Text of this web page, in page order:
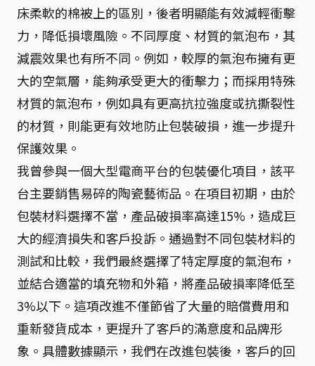
床柔軟的棉被上的區別，後者明顯能有效減輕衝擊
力，降低損壞風險。不同厚度、材質的氣泡布，其
減震效果也有所不同。例如，較厚的氣泡布擁有更
大的空氣層，能夠承受更大的衝擊力；而採用特殊
材質的氣泡布，例如具有更高抗拉強度或抗撕裂性
的材質，則能更有效地防止包裝破損，進一步提升
保護效果。
我曾參與一個大型電商平台的包裝優化項目，該平
台主要銷售易碎的陶瓷藝術品。在項目初期，由於
包裝材料選擇不當，產品破損率高達15%，造成巨
大的經濟損失和客戶投訴。通過對不同包裝材料的
測試和比較，我們最終選擇了特定厚度的氣泡布，
並結合適當的填充物和外箱，將產品破損率降低至
3%以下。這項改進不僅節省了大量的賠償費用和
重新發貨成本，更提升了客戶的滿意度和品牌形
象。具體數據顯示，我們在改進包裝後，客戶的回